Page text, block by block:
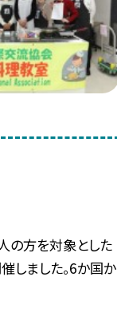
の方を対象とした
しました。6か国か